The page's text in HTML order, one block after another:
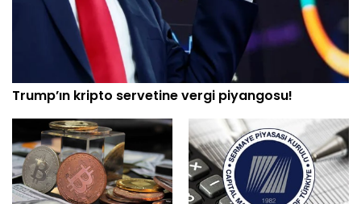
Trump’ın kripto servetine vergi piyangosu!